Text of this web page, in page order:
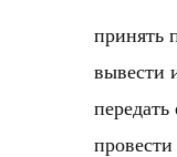
принять
вывести